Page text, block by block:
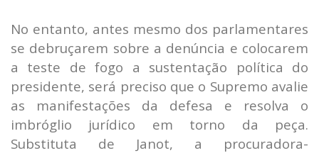
No entanto, antes mesmo dos parlamentares
se debruçarem sobre a denúncia e colocarem
a teste de fogo a sustentação política do
presidente, será preciso que o Supremo avalie
as manifestações da defesa e resolva o
imbróglio jurídico em torno da peça.
Substituta de Janot, a procuradora-